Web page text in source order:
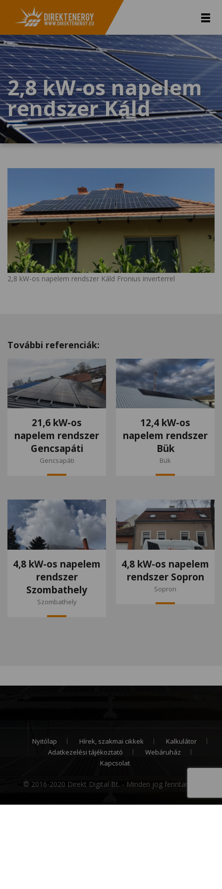
2,8 kW-os napelem
rendszer Káld
2,8 kW-os napelem rendszer Káld Fronius inverterrel
További referenciák:
21,6 kW-os
napelem rendszer
Gencsapáti
Gencsapáti
12,4 kW-os
napelem rendszer
Bük
Bük
4,8 kW-os napelem
rendszer
Szombathely
Szombathely
4,8 kW-os napelem
rendszer Sopron
Sopron
Nyitólap Hírek, szakmai cikkek
Kalkulátor
Adatkezelési tájékoztató
Webáruház
Kapcsolat
© 2016-2020 Direkt Digital Bt. - Minden jog fenntartva.